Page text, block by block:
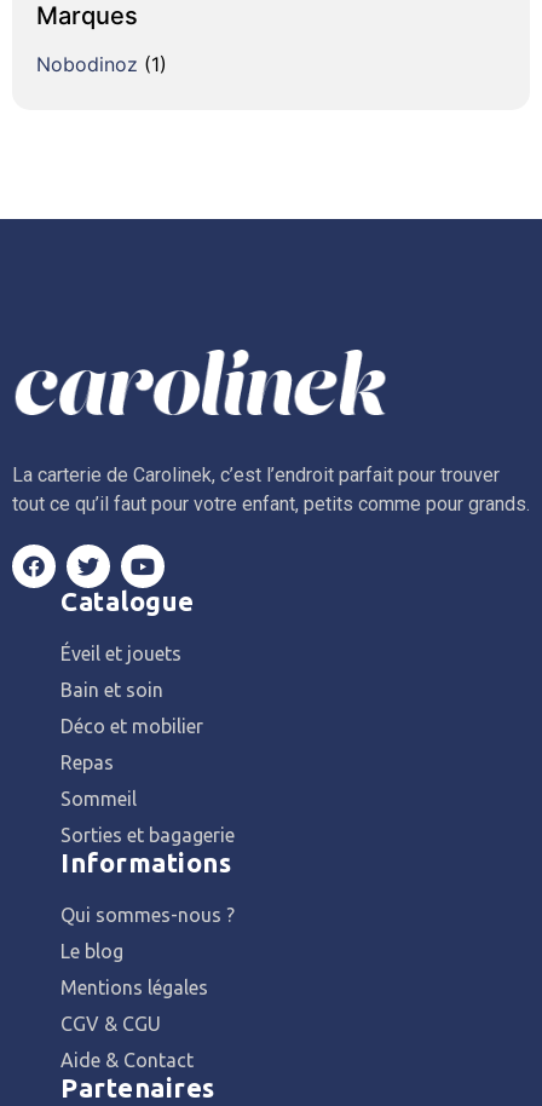
Marques
Nobodinoz (1)
La carterie de Carolinek, c’est l’endroit parfait pour trouver
tout ce qu’il faut pour votre enfant, petits comme pour grands.
Catalogue
Éveil et jouets
Bain et soin
Déco et mobilier
Repas
Sommeil
Sorties et bagagerie
Informations
Qui sommes-nous ?
Le blog
Mentions légales
CGV & CGU
Aide & Contact
Partenaires